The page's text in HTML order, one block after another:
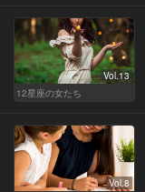
Vol.13
12星座の女たち
Vol.8